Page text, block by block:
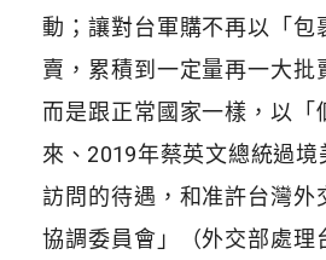
動；讓對台軍購不再以「包
賣，累積到一定量再一大批
而是跟正常國家一樣，以「
來、2019年蔡英文總統過境
訪問的待遇，和准許台灣外
協調委員會」（外交部處理